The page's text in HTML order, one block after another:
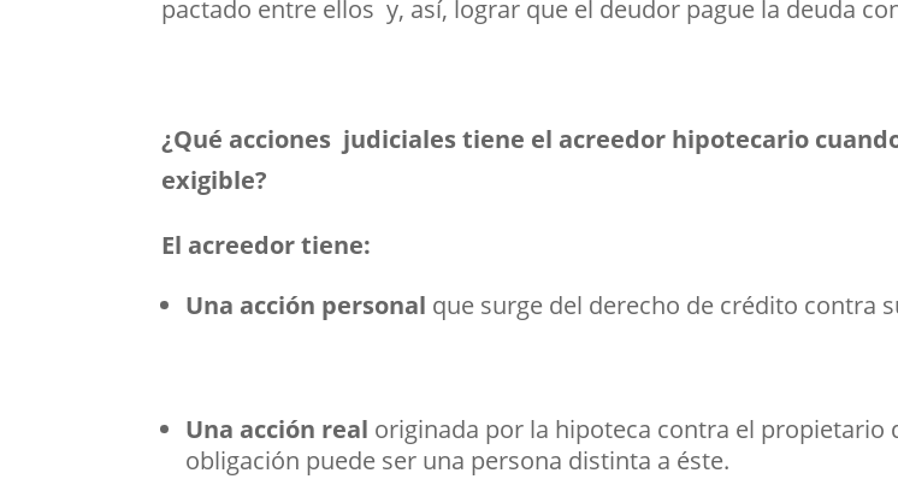
pactado entre ellos y, así, lograr que el deudor pague la deuda
¿Qué acciones judiciales tiene el acreedor hipotecario
exigible?
El acreedor tiene:
Una acción personal que surge del derecho de crédito contra
Una acción real originada por la hipoteca contra el
obligación puede ser una persona distinta a éste.